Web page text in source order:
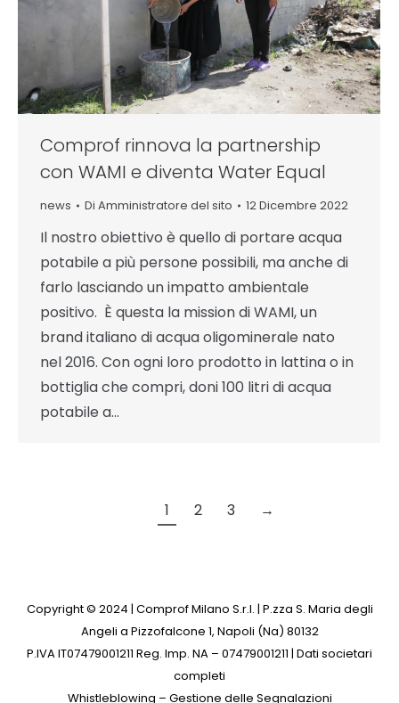
Comprof rinnova la partnership
con WAMI e diventa Water Equal
news Di Amministratore del sito 12 Dicembre 2022
Il nostro obiettivo è quello di portare acqua
potabile a più persone possibili, ma anche di
farlo lasciando un impatto ambientale
positivo. È questa la mission di WAMI, un
brand italiano di acqua oligominerale nato
nel 2016. Con ogni loro prodotto in lattina o in
bottiglia che compri, doni 100 litri di acqua
potabile a…
1 2 3 →
Copyright © 2024 | Comprof Milano S.r.l. | P.zza S. Maria degli
Angeli a Pizzofalcone 1, Napoli (Na) 80132
P.IVA IT07479001211 Reg. Imp. NA – 07479001211 | Dati societari
completi
Whistleblowing – Gestione delle Segnalazioni